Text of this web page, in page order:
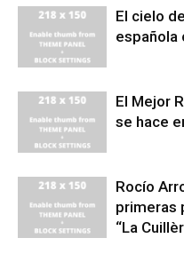
El cielo
española
El Mejor
se hace
Rocío
primeras
“La